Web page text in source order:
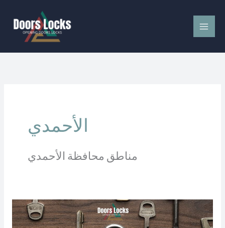
content
الأحمدي
مناطق محافظة الأحمدي
فتح
اقفال